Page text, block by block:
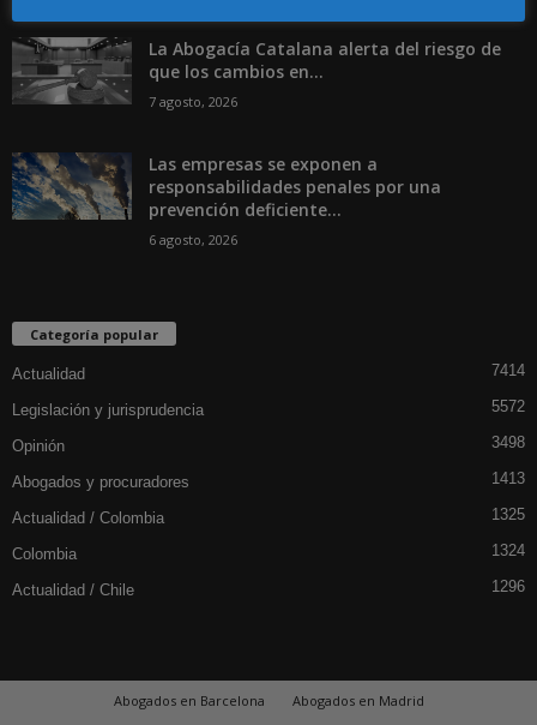
La Abogacía Catalana alerta del riesgo de
que los cambios en...
7 agosto, 2026
Las empresas se exponen a
responsabilidades penales por una
prevención deficiente...
6 agosto, 2026
Categoría popular
Actualidad 7414
Legislación y jurisprudencia 5572
Opinión 3498
Abogados y procuradores 1413
Actualidad / Colombia 1325
Colombia 1324
Actualidad / Chile 1296
Abogados en Barcelona
Abogados en Madrid